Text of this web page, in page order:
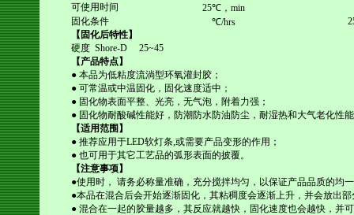
可使用时间
25℃， min
固化条件
℃/hrs
【固化后特性】
硬度 Shore-D 25~45
【产品特点】
● 本品为低粘度流淌型环氧灌封胶；
● 可常温或中温固化，固化速度适中；
● 固化物表面平整、光亮，无气泡，附着力强；
● 固化物耐酸碱性能好，防潮防水防油防尘，耐湿热和大气老化性
【适用范围】
● 推荐应用于LED软灯条,或需要产品变形的作用；
● 也可用于其它工艺品的弧形表面的披覆。
【注意事项】
●使用时， 请务必称量准确，充分搅拌均匀，以保证产品品质的均
●本品在混合后会开始逐渐固化，其粘稠度会逐渐上升，并会放出
● 混合在一起的胶量越多，其反应就越快，固化速度也会越快，并